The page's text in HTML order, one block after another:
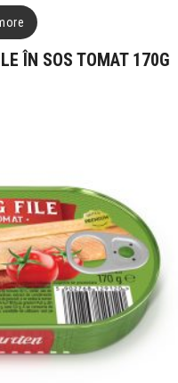
ÎN SOS TOMAT 170G